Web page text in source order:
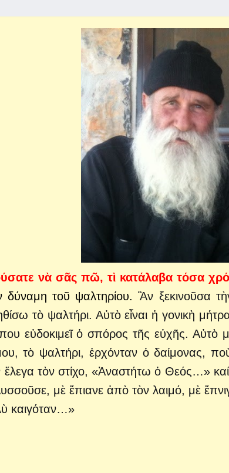
νὰ σᾶς πῶ, τὶ κατάλαβα τόσα
δύναμη τοῦ ψαλτηρίου.Ἂν ξεκινοῦσα
τὸ ψαλτήρι. Αὐτὸ εἶναι ἡ γονικὴ
εὐδοκιμεῖ ὁ σπόρος τῆς εὐχῆς. Αὐτὸ
τὸ ψαλτήρι, ἐρχόνταν ὁ δαίμονας,
ἔλεγα τὸν στίχο, «Ἀναστήτω ὁ Θεός…» καί
μὲ ἔπιανε ἀπὸ τὸν λαιμό, μὲ
καιγόταν…»